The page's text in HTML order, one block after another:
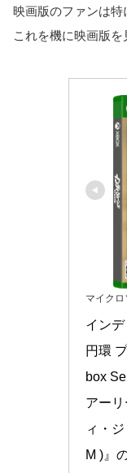
映画版のファンは特
これを機に映画版を
マイクロ
イン
円環
box
アー
ィ・
M )』